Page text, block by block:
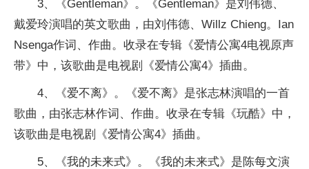
3、《Gentleman》。《Gentleman》是刘伟德、
戴爱玲演唱的英文歌曲，由刘伟德、Willz Chieng。Ian
Nsenga作词、作曲。收录在专辑《爱情公寓4电视原声
带》中，该歌曲是电视剧《爱情公寓4》插曲。
4、《爱不离》。《爱不离》是张志林演唱的一首
歌曲，由张志林作词、作曲。收录在专辑《玩酷》中，
该歌曲是电视剧《爱情公寓4》插曲。
5、《我的未来式》。《我的未来式》是陈每文演